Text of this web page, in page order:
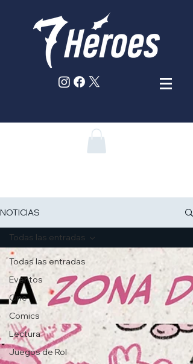
NOTICIAS
Todas las entradas
Eventos
Cine
Comics
Lectura
Juegos de Rol
Todas las entradas